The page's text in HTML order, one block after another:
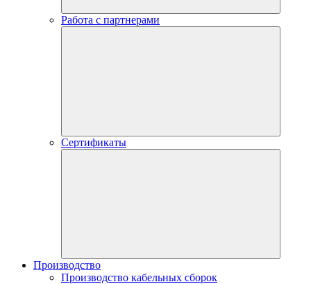
Работа с партнерами
Сертификаты
Производство
Производство кабельных сборок